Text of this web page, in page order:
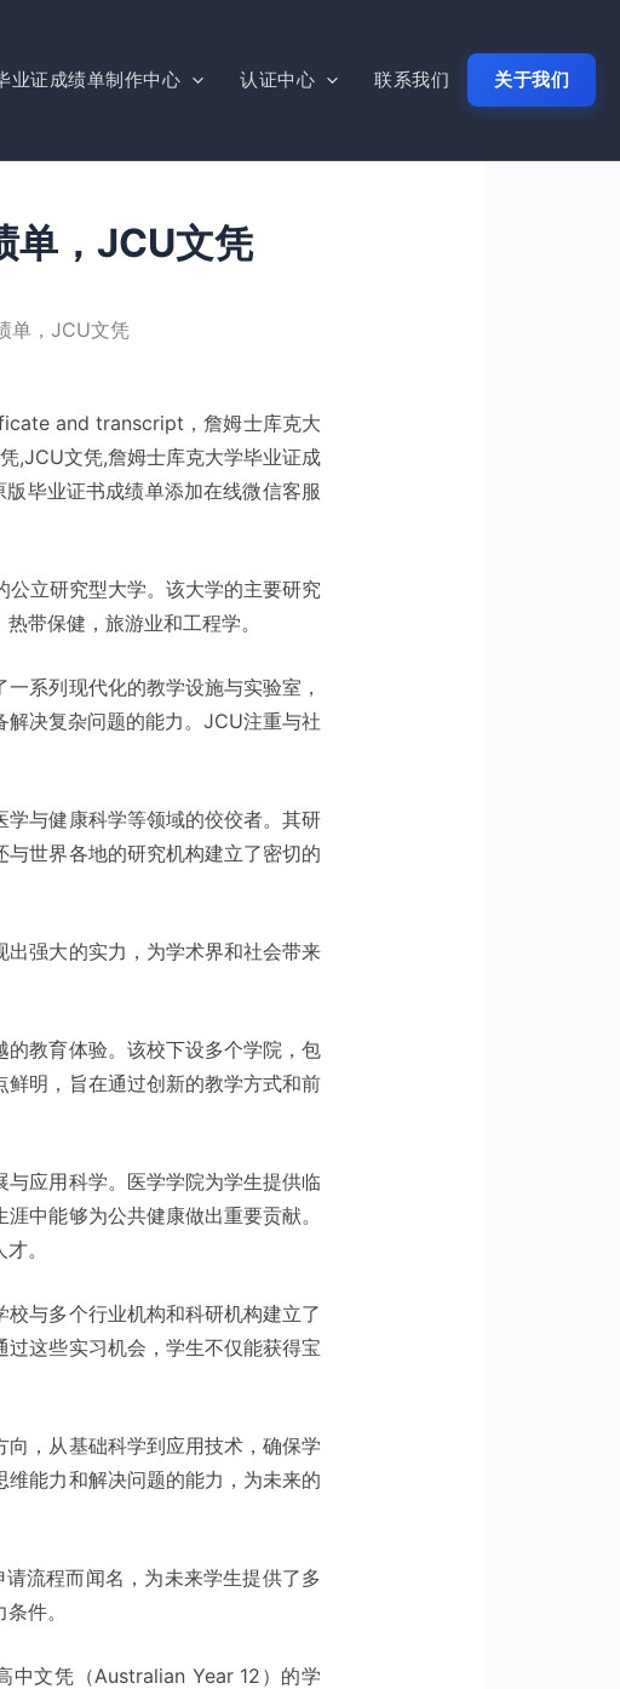
业证成绩单制作中心 认证中心 联系我们 关于我们
单，JCU文凭
单，JCU文凭
and transcript ，詹姆士库克大
,JCU文凭,詹姆士库克大学毕业证成
毕业证书成绩单添加在线微信客服
立研究型大学。该大学的主要研究
带保健，旅游业和工程学。
系列现代化的教学设施与实验室，
决复杂问题的能力。JCU注重与社
与健康科学等领域的佼佼者。其研
世界各地的研究机构建立了密切的
强大的实力，为学术界和社会带来
教育体验。该校下设多个学院，包
明，旨在通过创新的教学方式和前
应用科学。医学学院为学生提供临
中能够为公共健康做出重要贡献。
。
与多个行业机构和科研机构建立了
这些实习机会，学生不仅能获得宝
，从基础科学到应用技术，确保学
能力和解决问题的能力，为未来的
流程而闻名，为未来学生提供了多
件。
中文凭（Australian Year 12）的学